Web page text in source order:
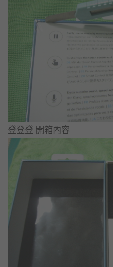
登登登 開箱內容